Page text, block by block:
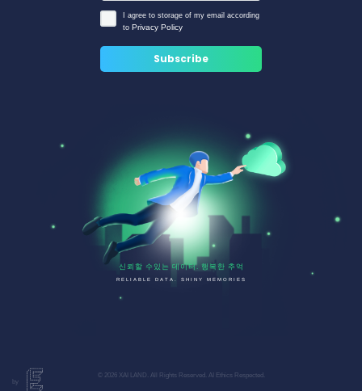
I agree to storage of my email according
to Privacy Policy
신뢰할 수있는 데이터. 행복한 추억
RELIABLE DATA. SHINY MEMORIES
© 2026 XAI LAND. All Rights Reserved. AI Ethics Respected.
by